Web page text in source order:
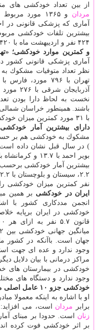
از بین تعداد خودكشی های منجر به فوت
مردان و ۱۳۶۵ مورد مربوط به
آماری كه پزشكی قانونی در
۴۲۴ نفر و اردیبهشت ماه با ۴۲۰ نفر است.
و كمترین موارد خودكشی؛
آماری پزشكی قانونی كشور
نظر تعداد متوفیات مشكوك
نخست به لحاظ دارا بودن
با ۳۱ مورد كمترین میزان خودكشی را به خود اختصاص داده اند.
دارای بیشترین آمار
مشكوك به خودكشی هم بر
بیشترین آمار خودكشی
نفر كمترین میزان خودكشی را
ایران در خودكشی بر همین
انجمن مددكاری كشور با
خودكشی در ایران برپایه
جهان است. باآنكه در كشور
وجود ندارد و عده ای جهت
مراكز درمانی با بیان دلایل
خودكشی در بیمارستان های
وجود ندارد و دستگاه های
خودكشی جزو ۱۰ عامل اصلی مرگ در دنیا
او با اشاره به اینكه معمولا
برابر مردان است، می
زنان